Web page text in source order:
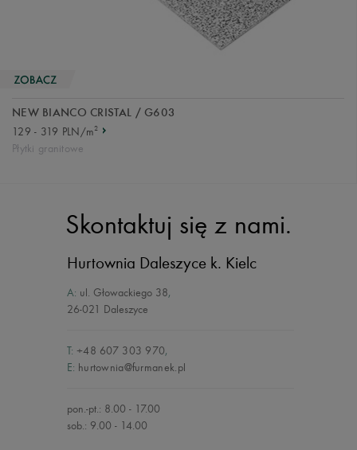
NEW BIANCO CRISTAL / G603
129 - 319 PLN/m2
Płytki granitowe
Skontaktuj się z nami.
Hurtownia Daleszyce k. Kielc
A: ul. Głowackiego 38,
26-021 Daleszyce
T: +48 607 303 970,
E: hurtownia@furmanek.pl
pon.-pt.: 8.00 - 17.00
sob.: 9.00 - 14.00